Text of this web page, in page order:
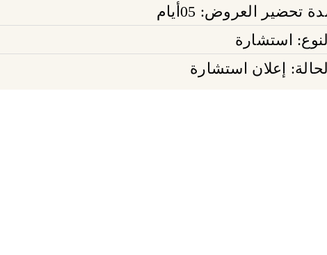
تحضير العروض: 05أيام
استشارة
إعلان استشارة